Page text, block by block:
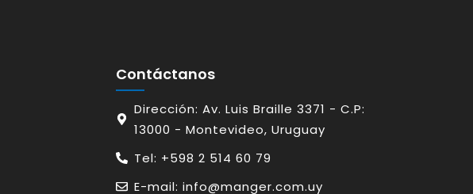
Contáctanos
Dirección: Av. Luis Braille 3371 - C.P:
13000 - Montevideo, Uruguay
Tel: +598 2 514 60 79
E-mail: info@manger.com.uy